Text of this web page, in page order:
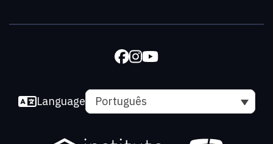
Language Português